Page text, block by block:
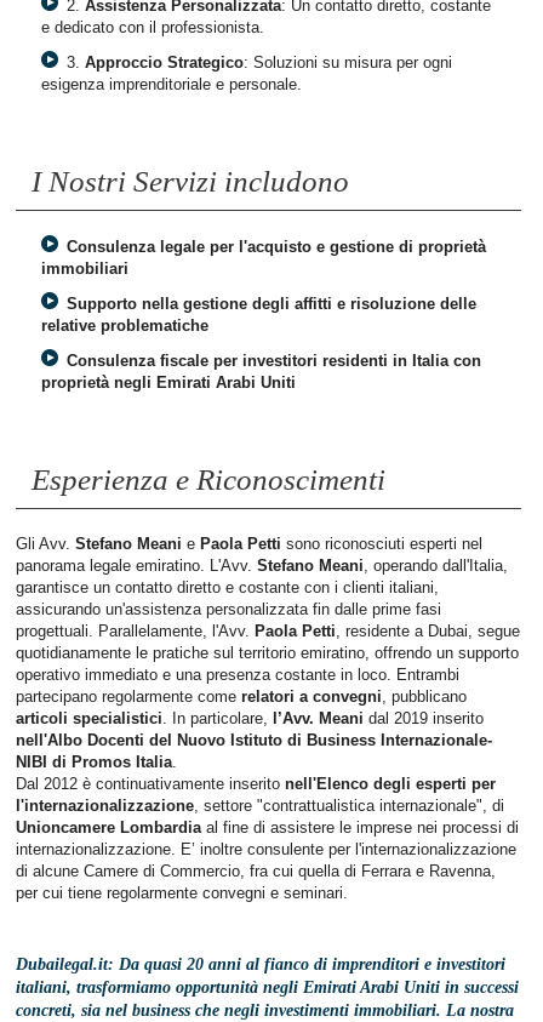
2.Assistenza Personalizzata: Un contatto diretto, costante
e dedicato con il professionista.
3.Approccio Strategico: Soluzioni su misura per ogni
esigenza imprenditoriale e personale.
I Nostri Servizi includono
Consulenza legale per l'acquisto e gestione di proprietà
immobiliari
Supporto nella gestione degli affitti e risoluzione delle
relative problematiche
Consulenza fiscale per investitori residenti in Italia con
proprietà negli Emirati Arabi Uniti
Esperienza e Riconoscimenti
Gli Avv.Stefano Meani ePaola Petti sono riconosciuti esperti nel
panorama legale emiratino. L'Avv.Stefano Meani , operando dall'Italia,
garantisce un contatto diretto e costante con i clienti italiani,
assicurando un'assistenza personalizzata fin dalle prime fasi
progettuali. Parallelamente, l'Avv.Paola Petti , residente a Dubai, segue
quotidianamente le pratiche sul territorio emiratino, offrendo un supporto
operativo immediato e una presenza costante in loco. Entrambi
partecipano regolarmente comerelatori a convegni , pubblicano
articoli specialistici . In particolare, l’Avv. Meani dal 2019 inserito
nell'Albo Docenti del Nuovo Istituto di Business Internazionale-
NIBI di Promos Italia
Dal 2012 è continuativamente inseritonell'Elenco degli esperti per
l'internazionalizzazione , settore "contrattualistica internazionale", di
Unioncamere Lombardia al fine di assistere le imprese nei processi di
internazionalizzazione. E’ inoltre consulente per l'internazionalizzazione
di alcune Camere di Commercio, fra cui quella di Ferrara e Ravenna,
per cui tiene regolarmente convegni e seminari.
Dubailegal.it: Da quasi 20 anni al fianco di imprenditori e investitori
italiani, trasformiamo opportunità negli Emirati Arabi Uniti in successi
concreti, sia nel business che negli investimenti immobiliari. La nostra